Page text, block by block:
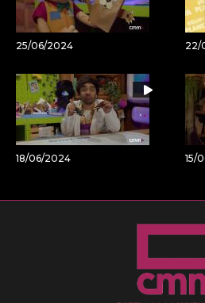
25/06/2024 22/
18/06/2024 15/